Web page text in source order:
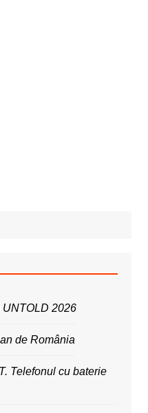
2026
de România
Telefonul cu baterie